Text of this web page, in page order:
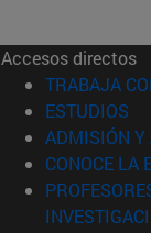
Accesos directos
TRABAJA
ESTUDIOS
ADMISIÓN Y
CONOCE LA